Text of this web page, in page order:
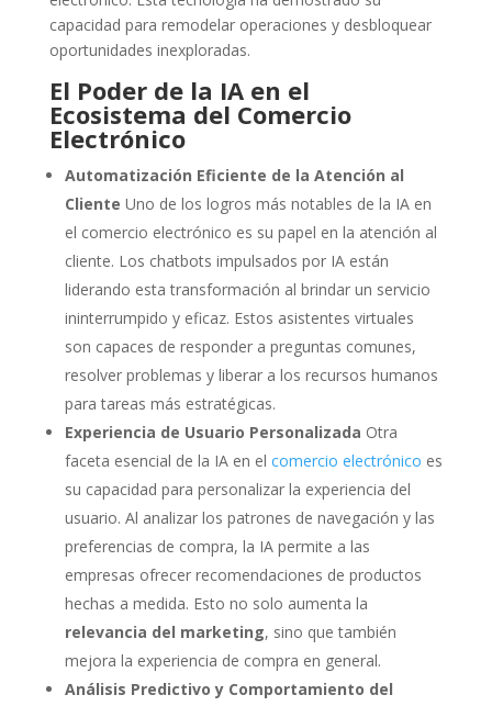
capacidad para remodelar operaciones y desbloquear
oportunidades inexploradas.
El Poder de la IA en el
Ecosistema del Comercio
Electrónico
Automatización Eficiente de la Atención al
Cliente Uno de los logros más notables de la IA en
el comercio electrónico es su papel en la atención al
cliente. Los chatbots impulsados por IA están
liderando esta transformación al brindar un servicio
ininterrumpido y eficaz. Estos asistentes virtuales
son capaces de responder a preguntas comunes,
resolver problemas y liberar a los recursos humanos
para tareas más estratégicas.
Experiencia de Usuario Personalizada Otra
faceta esencial de la IA en el comercio electrónico es
su capacidad para personalizar la experiencia del
usuario. Al analizar los patrones de navegación y las
preferencias de compra, la IA permite a las
empresas ofrecer recomendaciones de productos
hechas a medida. Esto no solo aumenta la
relevancia del marketing, sino que también
mejora la experiencia de compra en general.
Análisis Predictivo y Comportamiento del